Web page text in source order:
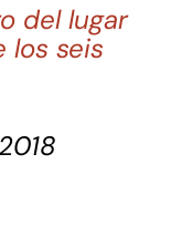
del lugar
los seis